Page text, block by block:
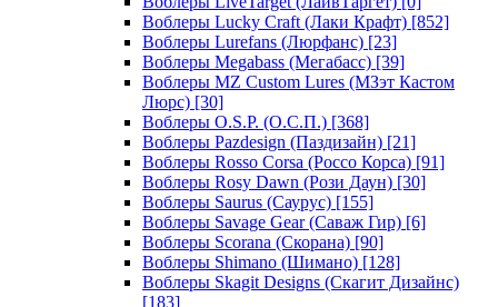
Воблеры Lucky Craft (Лаки Крафт) [852]
Воблеры Lurefans (Люрфанс) [23]
Воблеры Megabass (Мегабасс) [39]
Воблеры MZ Custom Lures (МЗэт Кастом
Люрс) [30]
Воблеры O.S.P. (О.С.П.) [368]
Воблеры Pazdesign (Паздизайн) [21]
Воблеры Rosso Corsa (Россо Корса) [91]
Воблеры Rosy Dawn (Рози Даун) [30]
Воблеры Saurus (Саурус) [155]
Воблеры Savage Gear (Саваж Гир) [6]
Воблеры Scorana (Скорана) [90]
Воблеры Shimano (Шимано) [128]
Воблеры Skagit Designs (Скагит Дизайнс)
[183]